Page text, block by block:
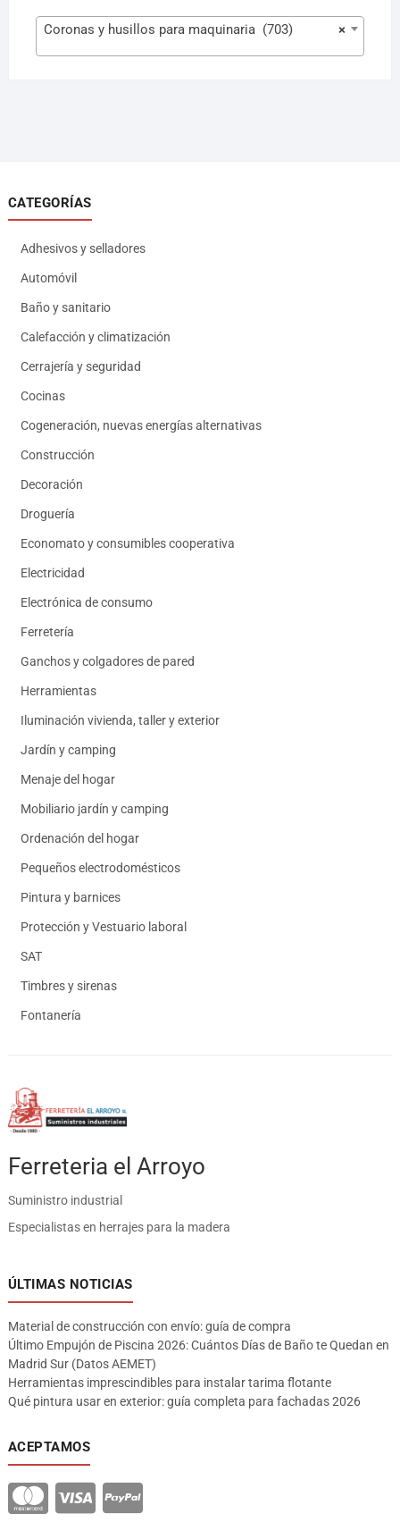
×
Coronas y husillos para maquinaria (703)
CATEGORÍAS
Adhesivos y selladores
Automóvil
Baño y sanitario
Calefacción y climatización
Cerrajería y seguridad
Cocinas
Cogeneración, nuevas energías alternativas
Construcción
Decoración
Droguería
Economato y consumibles cooperativa
Electricidad
Electrónica de consumo
Ferretería
Ganchos y colgadores de pared
Herramientas
Iluminación vivienda, taller y exterior
Jardín y camping
Menaje del hogar
Mobiliario jardín y camping
Ordenación del hogar
Pequeños electrodomésticos
Pintura y barnices
Protección y Vestuario laboral
SAT
Timbres y sirenas
Fontanería
Ferreteria el Arroyo
Suministro industrial
Especialistas en herrajes para la madera
ÚLTIMAS NOTICIAS
Material de construcción con envío: guía de compra
Último Empujón de Piscina 2026: Cuántos Días de Baño te Quedan en
Madrid Sur (Datos AEMET)
Herramientas imprescindibles para instalar tarima flotante
Qué pintura usar en exterior: guía completa para fachadas 2026
ACEPTAMOS